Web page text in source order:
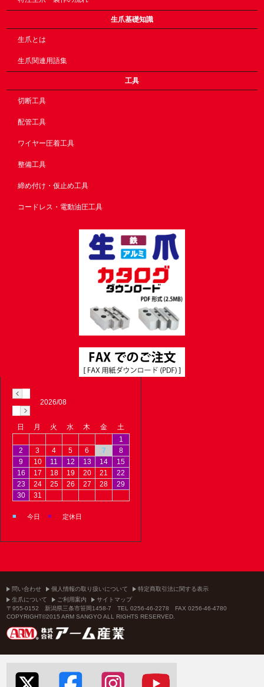
生爪基礎知識
生爪とは
生爪関連用語集
工具
切断工具
配管工具
ワイヤー圧着工具
整備工具
締め付け・仮止め工具
コードレス・電動油圧工具
2026/08
日 月 火 水 木 金
土
1
2
3 4 5 6 7
8
9
10 11 12 13 14
15
16
17 18 19 20 21
22
23
24 25 26 27 28
29
30
31
■ 今日 ■ 定休日
問い合わせ 個人情報の取り扱いについて
特定商取引法に関する表示
生爪について
ご利用案内
サイトマップ
〒955-0152 新潟県三条市笹岡1458-7 TEL 0256-46-2278 FAX 0256-46-4780
COPYRIGHT©2015 ARM SANGYO ALL RIGHTS RESERVED.